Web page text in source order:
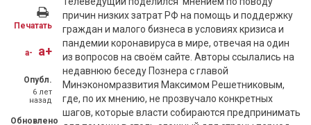
Печатать
a- a+
Опубл.
6 лет
назад
Обновлено
причин низких затрат РФ на помощь и поддержку
граждан и малого бизнеса в условиях кризиса и
пандемии коронавируса в мире, отвечая на один
из вопросов на своём сайте. Авторы ссылались на
недавнюю беседу Познера с главой
Минэкономразвития Максимом Решетниковым,
где, по их мнению, не прозвучало конкретных
шагов, которые власти собираются предпринимать